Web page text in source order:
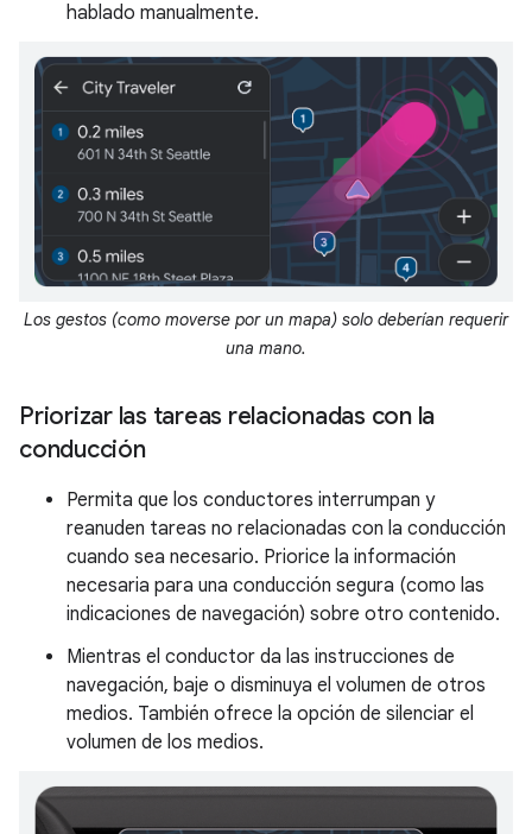
hablado manualmente.
Los gestos (como moverse por un mapa) solo deberían requerir
una mano.
Priorizar las tareas relacionadas con la
conducción
Permita que los conductores interrumpan y
reanuden tareas no relacionadas con la conducción
cuando sea necesario. Priorice la información
necesaria para una conducción segura (como las
indicaciones de navegación) sobre otro contenido.
Mientras el conductor da las instrucciones de
navegación, baje o disminuya el volumen de otros
medios. También ofrece la opción de silenciar el
volumen de los medios.